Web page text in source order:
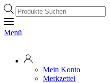
Products
search
Menü
Mein Konto
Merkzettel